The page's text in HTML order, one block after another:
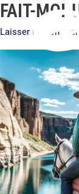
Aller
FAIT-MOI-
Laisser un